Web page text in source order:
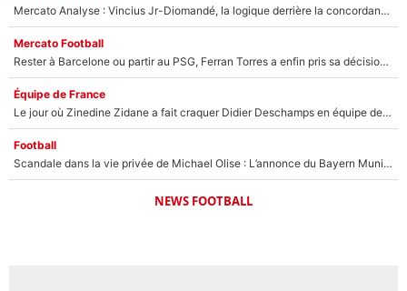
Mercato Analyse : Vincius Jr-Diomandé, la logique derrière la concordance des temps
Mercato Football
Rester à Barcelone ou partir au PSG, Ferran Torres a enfin pris sa décision : La course contre la montre est lancée !
Équipe de France
Le jour où Zinedine Zidane a fait craquer Didier Deschamps en équipe de France : «Je m’en suis voulu», l’ancien sélectionneur a regretté son geste !
Football
Scandale dans la vie privée de Michael Olise : L’annonce du Bayern Munich sur son enfant caché
NEWS FOOTBALL